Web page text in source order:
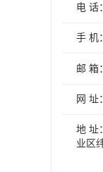
电 话
手 机
邮 箱
网 址
地 址
业区